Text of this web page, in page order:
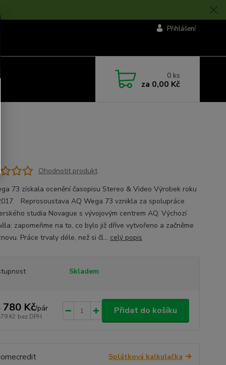
Přihlášení
0 ks
za 0,00 Kč
Ohodnotit produkt
73 získala ocenění časopisu Stereo & Video Výrobek roku
Reprosoustava AQ Wega 73 vznikla za spolupráce
studia Novague s vývojovým centrem AQ. Výchozí
zapomeňme na to, co bylo již dříve vytvořeno a začněme
Práce trvaly déle, než si čl... celý popis
Skladem
780 Kč/pár
Kč bez DPH
Přidat do košíku
Splátková kalkulačka